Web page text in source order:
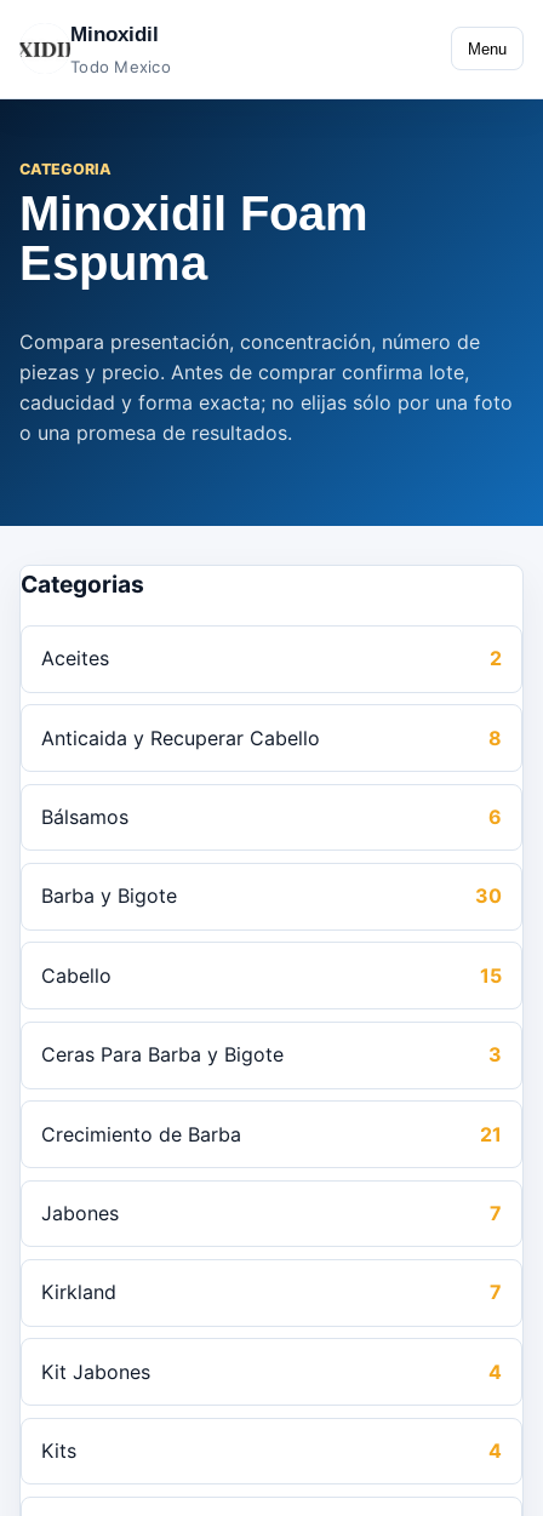
Minoxidil
Todo Mexico
Menu
CATEGORIA
Minoxidil Foam
Espuma
Compara presentación, concentración, número de
piezas y precio. Antes de comprar confirma lote,
caducidad y forma exacta; no elijas sólo por una foto
o una promesa de resultados.
Categorias
Aceites 2
Anticaida y Recuperar Cabello 8
Bálsamos 6
Barba y Bigote 30
Cabello 15
Ceras Para Barba y Bigote 3
Crecimiento de Barba 21
Jabones 7
Kirkland 7
Kit Jabones 4
Kits 4